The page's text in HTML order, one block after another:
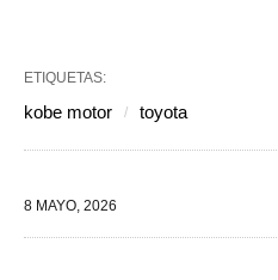
ETIQUETAS:
kobe motor toyota
8 MAYO, 2026